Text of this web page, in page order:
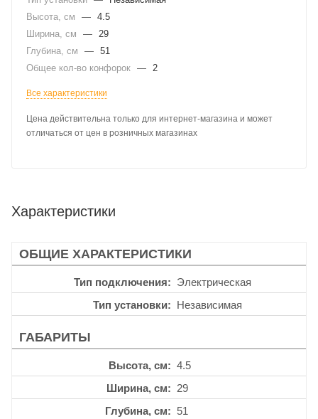
Высота, см
— 4.5
Ширина, см
— 29
Глубина, см
— 51
Общее кол-во конфорок — 2
Все характеристики
Цена действительна только для интернет-магазина и может
отличаться от цен в розничных магазинах
Характеристики
ОБЩИЕ ХАРАКТЕРИСТИКИ
Тип подключения
Электрическая
Тип установки
Независимая
ГАБАРИТЫ
Высота, см
4.5
Ширина, см
29
Глубина, см
51